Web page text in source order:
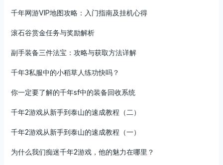
千年网游VIP地图攻略：入门指南及挂机心得
滚石谷赏金任务与奖励解析
副手装备三件法宝：攻略与获取方法详解
千年3私服中的小稻草人练功快吗？
你一定要了解的千年sf中的装备回收系统
千年2游戏从新手到泰山的速成教程（二）
千年2游戏从新手到泰山的速成教程（一）
为什么我们痴迷千年2游戏，他的魅力在哪里？